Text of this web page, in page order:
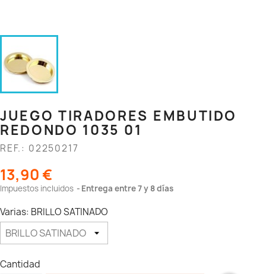
JUEGO TIRADORES EMBUTIDO
REDONDO 1035 01
REF.: 02250217
13,90 €
Impuestos incluidos Entrega entre 7 y 8 días
Varias: BRILLO SATINADO
Cantidad